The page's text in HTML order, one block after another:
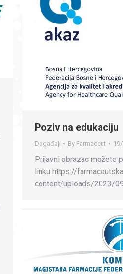
Poziv na edukaciju
Događaji By Farmaceut
Prijavni obrazac možete
linku https://
content/uploads/2023/